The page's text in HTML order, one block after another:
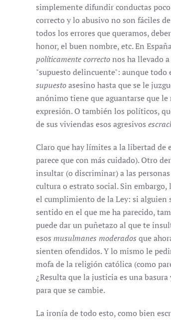
simplemente difundir conductas
correcto y lo abusivo no son fáciles
todos los errores que queramos,
honor, el buen nombre, etc. En
políticamente correctonos ha llevado
"supuesto delincuente": aunque todo
supuestoasesino hasta que se le
anónimo tiene que aguantarse que
expresión. O también los políticos,
de sus viviendas esos agresivos
Claro que hay límites a la libertad de
parece que con más cuidado). Otro
insultar (o discriminar) a las
cultura o estrato social. Sin embargo,
el cumplimiento de la Ley: si alguien
sentido en el que me ha parecido,
puede dar un puñetazo al que te
esos musulmanes moderados que
sienten ofendidos. Y lo mismo le
mofa de la religión católica (como
¿Resulta que la justicia es una
para que se cambie.
La ironía de todo esto, como bien